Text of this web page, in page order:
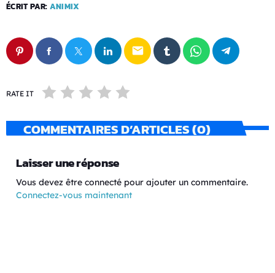
ÉCRIT PAR: ANIMIX
email
RATE IT
COMMENTAIRES D’ARTICLES (0)
Laisser une réponse
Vous devez être connecté pour ajouter un commentaire.
Connectez-vous maintenant